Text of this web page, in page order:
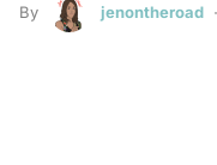
By jenontheroad